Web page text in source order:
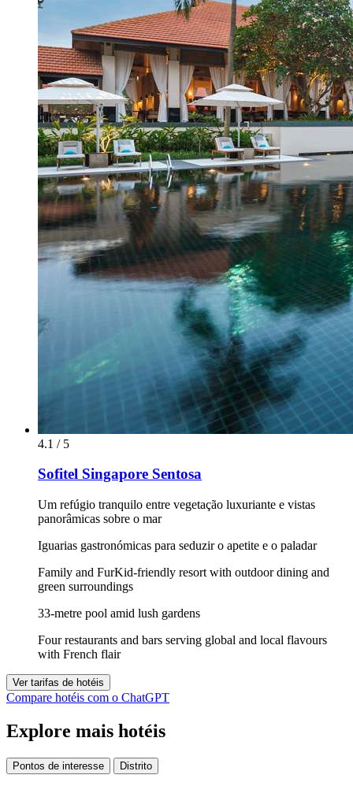
4.1 / 5
Sofitel Singapore Sentosa
Um refúgio tranquilo entre vegetação luxuriante e vistas
panorâmicas sobre o mar
Iguarias gastronómicas para seduzir o apetite e o paladar
Family and FurKid-friendly resort with outdoor dining and
green surroundings
33-metre pool amid lush gardens
Four restaurants and bars serving global and local flavours
with French flair
Ver tarifas de hotéis
Compare hotéis com o ChatGPT
Explore mais hotéis
Pontos de interesse Distrito